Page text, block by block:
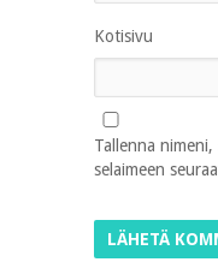
Kotisivu
Tallenna
selaimeen